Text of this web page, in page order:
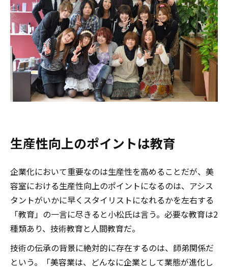
生産性向上のポイントは教育
企業化において重要なのは生産性を高めることだが、美
容室における生産性向上のポイントになるのは、アシス
タントがいかに早くスタイリストになれるかを左右する
「教育」の一言に尽きると小松氏は言う。必要な教育は2
種類あり、技術教育と人間教育だ。
技術の伝承の背景に絶対的に存在するのは、師弟関係だ
という。「美容業は、どんなに企業として業態が進化し